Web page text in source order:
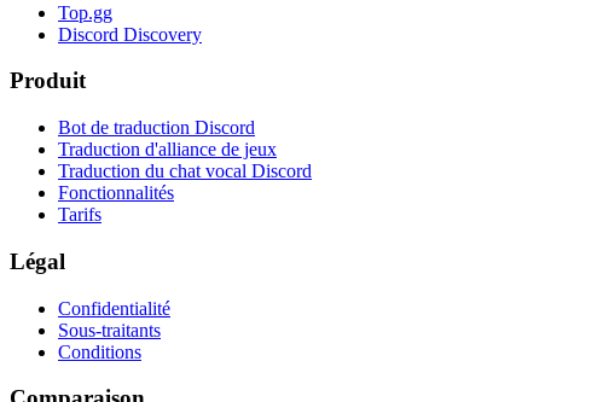
Top.gg
Discord Discovery
Produit
Bot de traduction Discord
Traduction d'alliance de jeux
Traduction du chat vocal Discord
Fonctionnalités
Tarifs
Légal
Confidentialité
Sous-traitants
Conditions